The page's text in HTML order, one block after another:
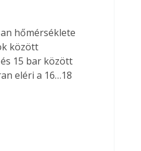
között
15 bar között
eléri a 16…18